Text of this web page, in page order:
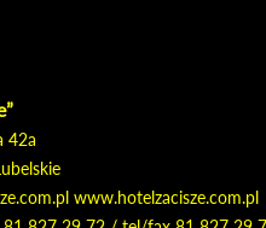
42a
www.hotelzacisze.com.pl